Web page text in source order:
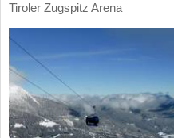
Tiroler Zugspitz Arena